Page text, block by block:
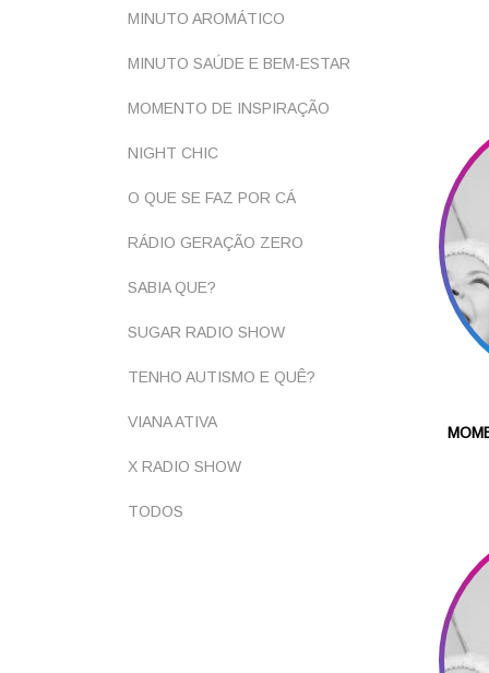
MINUTO AROMÁTICO
MINUTO SAÚDE E BEM-ESTAR
MOMENTO DE INSPIRAÇÃO
NIGHT CHIC
O QUE SE FAZ POR CÁ
RÁDIO GERAÇÃO ZERO
SABIA QUE?
SUGAR RADIO SHOW
TENHO AUTISMO E QUÊ?
VIANA ATIVA
X RADIO SHOW
TODOS